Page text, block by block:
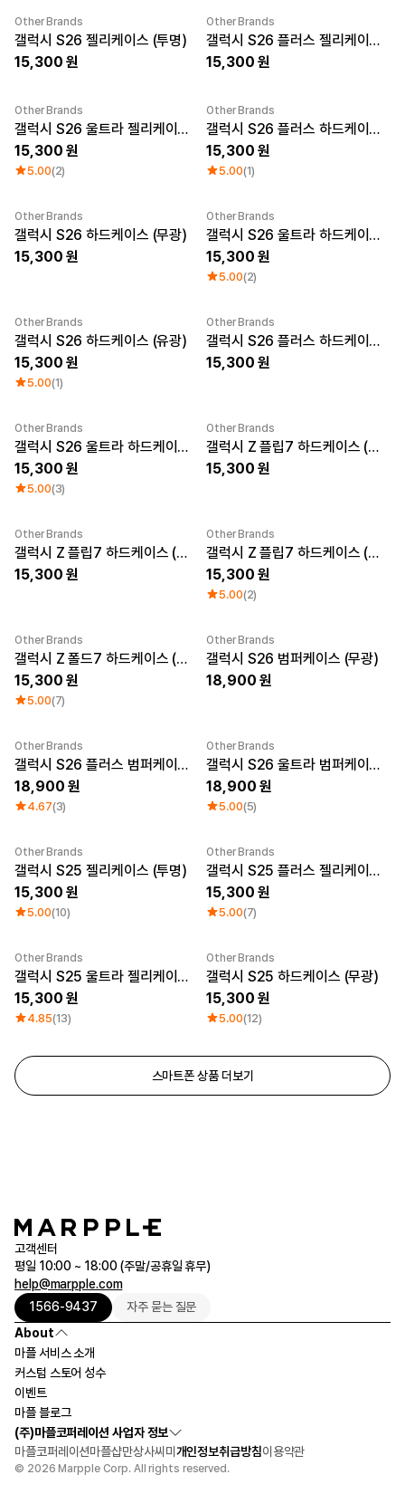
New
Other Brands
갤럭시 S26 젤리케이스 (투명)
15,300
New
Other Brands
갤럭시 S26 플러스 젤리케이스 (투명)
15,300
New
Other Brands
갤럭시 S26 울트라 젤리케이스 (투명)
15,300
5.00(2)
New
Other Brands
갤럭시 S26 플러스 하드케이스 (유광)
15,300
5.00(1)
New
Other Brands
갤럭시 S26 하드케이스 (무광)
15,300
New
Other Brands
갤럭시 S26 울트라 하드케이스 (유광)
15,300
5.00(2)
New
Other Brands
갤럭시 S26 하드케이스 (유광)
15,300
5.00(1)
New
Other Brands
갤럭시 S26 플러스 하드케이스 (무광)
15,300
New
Other Brands
갤럭시 S26 울트라 하드케이스 (무광)
15,300
5.00(3)
New
Other Brands
갤럭시 Z 플립7 하드케이스 (투명)
15,300
New
Other Brands
갤럭시 Z 플립7 하드케이스 (유광)
15,300
Other Brands
갤럭시 Z 플립7 하드케이스 (무광)
15,300
5.00(2)
Other Brands
갤럭시 Z 폴드7 하드케이스 (무광)
15,300
5.00(7)
New
Other Brands
갤럭시 S26 범퍼케이스 (무광)
18,900
New
Other Brands
갤럭시 S26 플러스 범퍼케이스 (무광)
18,900
4.67(3)
New
Other Brands
갤럭시 S26 울트라 범퍼케이스 (무광)
18,900
5.00(5)
Other Brands
갤럭시 S25 젤리케이스 (투명)
15,300
5.00(10)
Other Brands
갤럭시 S25 플러스 젤리케이스 (투명)
15,300
5.00(7)
Other Brands
갤럭시 S25 울트라 젤리케이스 (투명)
15,300
4.85(13)
Other Brands
갤럭시 S25 하드케이스 (무광)
15,300
5.00(12)
스마트폰 상품 더보기
고객센터
평일 10:00 ~ 18:00 (주말/공휴일 휴무)
help@marpple.com
1566-9437
자주 묻는 질문
About
마플 서비스 소개
커스텀 스토어 성수
이벤트
마플 블로그
(주)마플코퍼레이션 사업자 정보
마플코퍼레이션마플샵만상사씨미 개인정보취급방침이용약관
© 2026 Marpple Corp. All rights reserved.
한국어
폴리
면/폴리
길단
챔피온
트리플에이
프린트스타
판매 BEST
시스루탑 & 튜브탑